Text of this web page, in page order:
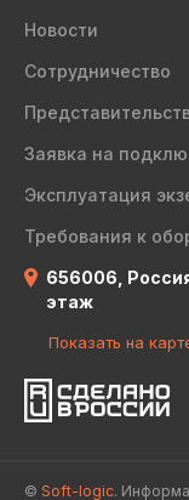
Новости
Сотрудничество
Заявка на
Эксплуатация
Требования к
656006,
этаж
Показать на
© Soft-logic.